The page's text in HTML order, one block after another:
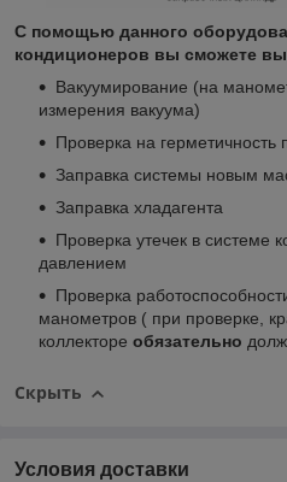
С помощью данного
кондиционеров вы сможете
Вакуумирование (на
измерения вакуума)
Проверка на герметичность
Заправка системы новым
Заправка хладагента
Проверка утечек в системе
давлением
Проверка
манометров ( при проверке,
коллекторе обязательно
Скрыть
Условия доставки